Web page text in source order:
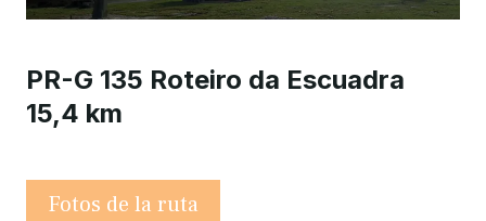
PR-G 135 Roteiro da Escuadra
15,4 km
Fotos de la ruta